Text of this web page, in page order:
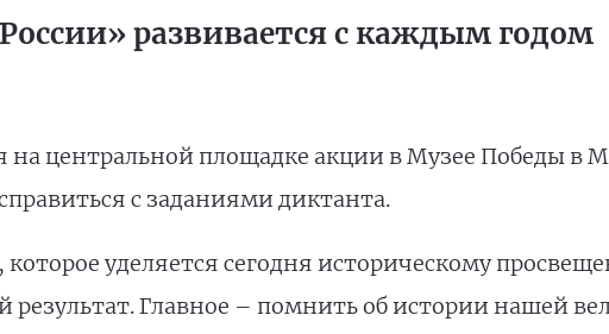
развивается с каждым годом
центральной площадке акции в Музее Победы в
с заданиями диктанта.
уделяется сегодня историческому
результат. Главное – помнить об истории нашей